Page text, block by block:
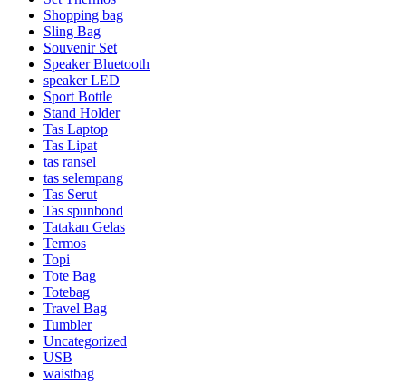
Shopping bag
Sling Bag
Souvenir Set
Speaker Bluetooth
speaker LED
Sport Bottle
Stand Holder
Tas Laptop
Tas Lipat
tas ransel
tas selempang
Tas Serut
Tas spunbond
Tatakan Gelas
Termos
Topi
Tote Bag
Totebag
Travel Bag
Tumbler
Uncategorized
USB
waistbag